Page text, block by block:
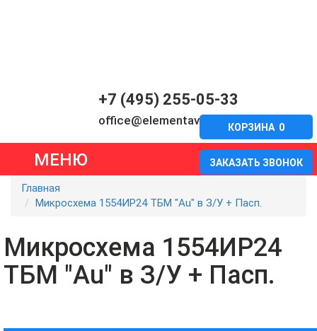
+7 (495) 255-05-33
office@elementavia.ru
ЗАКАЗАТЬ ЗВОНОК
КОРЗИНА 0
МЕНЮ
Главная
Микросхема 1554ИР24 ТБМ "Au" в З/У + Пасп.
Микросхема 1554ИР24
ТБМ "Au" в З/У + Пасп.